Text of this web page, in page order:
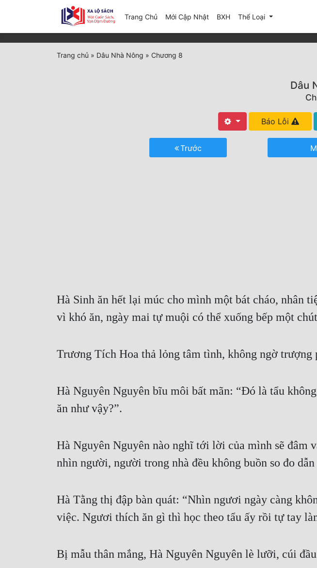
Trang Chủ Mới Cập Nhật(current)
BXH Thể Loại
Trang chủ » Dâu Nhà Nông » Chương 8
Dâu
Báo Lỗi
Trước
Hà Sinh ăn hết lại múc cho mình một bát cháo, nhân
vì khó ăn, ngày mai tự muội có thể xuống bếp một
Trương Tích Hoa thả lỏng tâm tình, không ngờ
Hà Nguyên Nguyên bĩu môi bất mãn: “Đó là tẩu
ăn như vậy?”.
Hà Nguyên Nguyên nào nghĩ tới lời của mình sẽ
nhìn người, người trong nhà đều không buồn so đo
Hà Tằng thị đập bàn quát: “Nhìn ngươi ngày càng
việc. Ngươi thích ăn gì thì học theo tẩu ấy rồi tự tay
Bị mẫu thân mắng, Hà Nguyên Nguyên lè lưỡi, cúi